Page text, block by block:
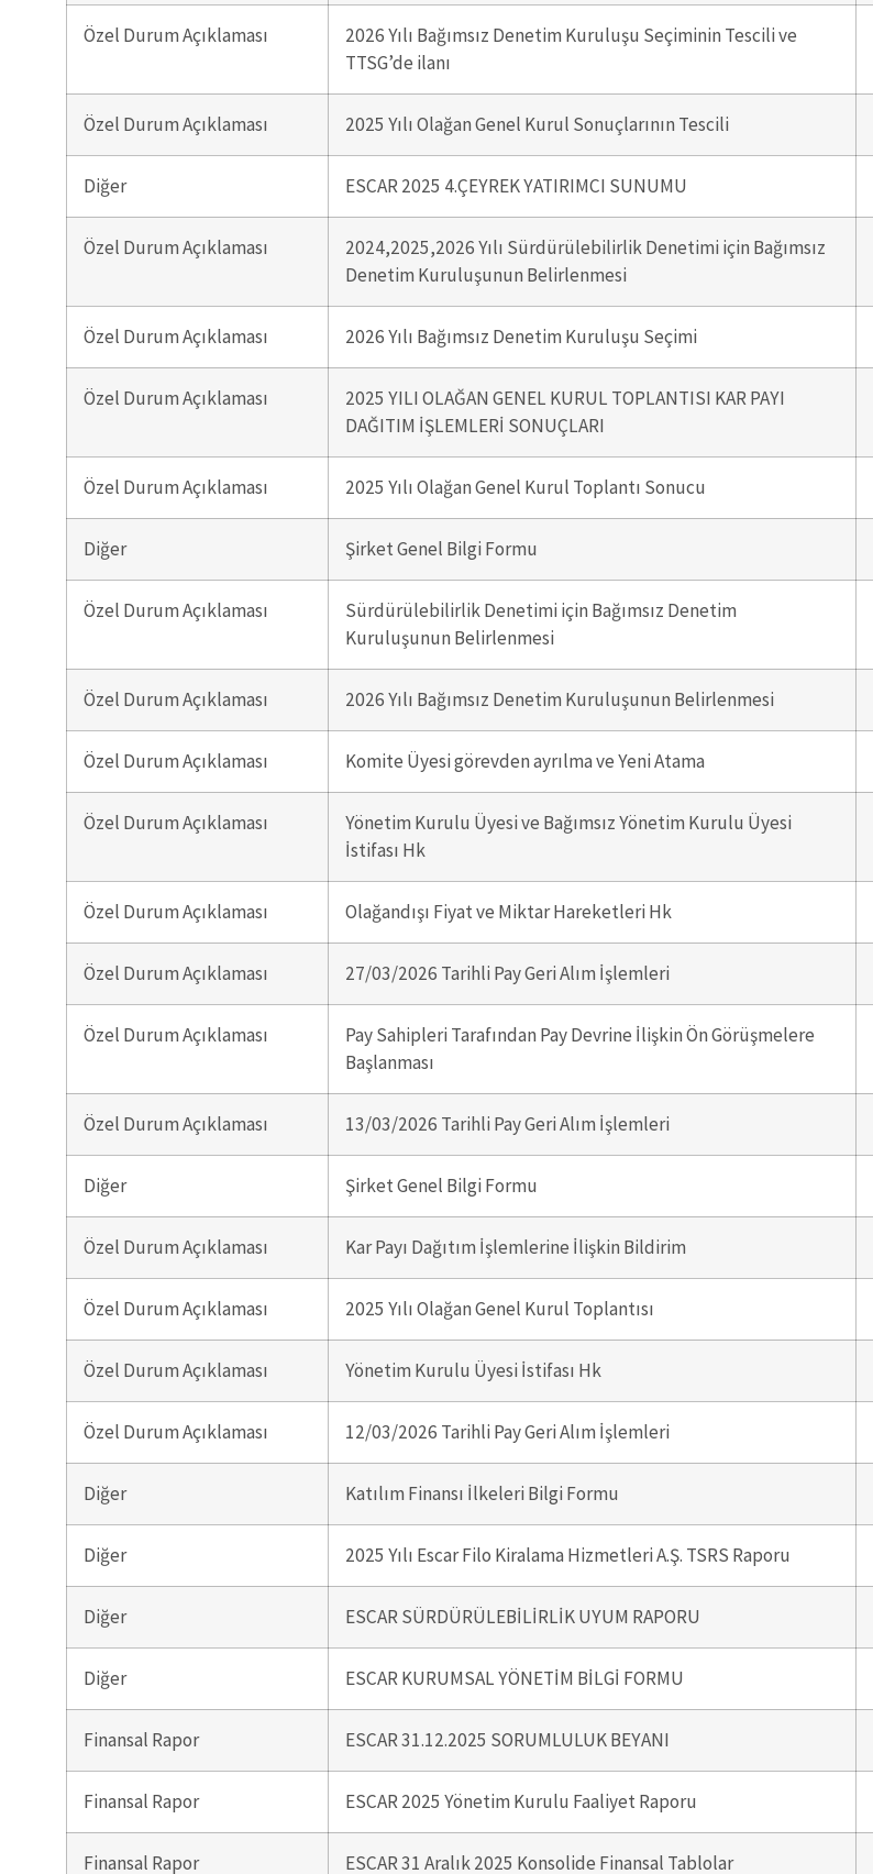
Özel Durum Açıklaması
2026 Yılı Bağımsız Denetim Kuruluşu Seçiminin Tescili ve
TTSG’de ilanı
Özel Durum Açıklaması 2025 Yılı Olağan Genel Kurul Sonuçlarının Tescili
Diğer ESCAR 2025 4.ÇEYREK YATIRIMCI SUNUMU
Özel Durum Açıklaması
2024,2025,2026 Yılı Sürdürülebilirlik Denetimi için Bağımsız
Denetim Kuruluşunun Belirlenmesi
Özel Durum Açıklaması 2026 Yılı Bağımsız Denetim Kuruluşu Seçimi
Özel Durum Açıklaması
2025 YILI OLAĞAN GENEL KURUL TOPLANTISI KAR PAYI
DAĞITIM İŞLEMLERİ SONUÇLARI
Özel Durum Açıklaması 2025 Yılı Olağan Genel Kurul Toplantı Sonucu
Diğer Şirket Genel Bilgi Formu
Özel Durum Açıklaması
Sürdürülebilirlik Denetimi için Bağımsız Denetim
Kuruluşunun Belirlenmesi
Özel Durum Açıklaması 2026 Yılı Bağımsız Denetim Kuruluşunun Belirlenmesi
Özel Durum Açıklaması Komite Üyesi görevden ayrılma ve Yeni Atama
Özel Durum Açıklaması
Yönetim Kurulu Üyesi ve Bağımsız Yönetim Kurulu Üyesi
İstifası Hk
Özel Durum Açıklaması Olağandışı Fiyat ve Miktar Hareketleri Hk
Özel Durum Açıklaması 27/03/2026 Tarihli Pay Geri Alım İşlemleri
Özel Durum Açıklaması
Pay Sahipleri Tarafından Pay Devrine İlişkin Ön Görüşmelere
Başlanması
Özel Durum Açıklaması 13/03/2026 Tarihli Pay Geri Alım İşlemleri
Diğer Şirket Genel Bilgi Formu
Özel Durum Açıklaması Kar Payı Dağıtım İşlemlerine İlişkin Bildirim
Özel Durum Açıklaması 2025 Yılı Olağan Genel Kurul Toplantısı
Özel Durum Açıklaması Yönetim Kurulu Üyesi İstifası Hk
Özel Durum Açıklaması 12/03/2026 Tarihli Pay Geri Alım İşlemleri
Diğer Katılım Finansı İlkeleri Bilgi Formu
Diğer 2025 Yılı Escar Filo Kiralama Hizmetleri A.Ş. TSRS Raporu
Diğer ESCAR SÜRDÜRÜLEBİLİRLİK UYUM RAPORU
Diğer ESCAR KURUMSAL YÖNETİM BİLGİ FORMU
Finansal Rapor ESCAR 31.12.2025 SORUMLULUK BEYANI
Finansal Rapor ESCAR 2025 Yönetim Kurulu Faaliyet Raporu
Finansal Rapor ESCAR 31 Aralık 2025 Konsolide Finansal Tablolar